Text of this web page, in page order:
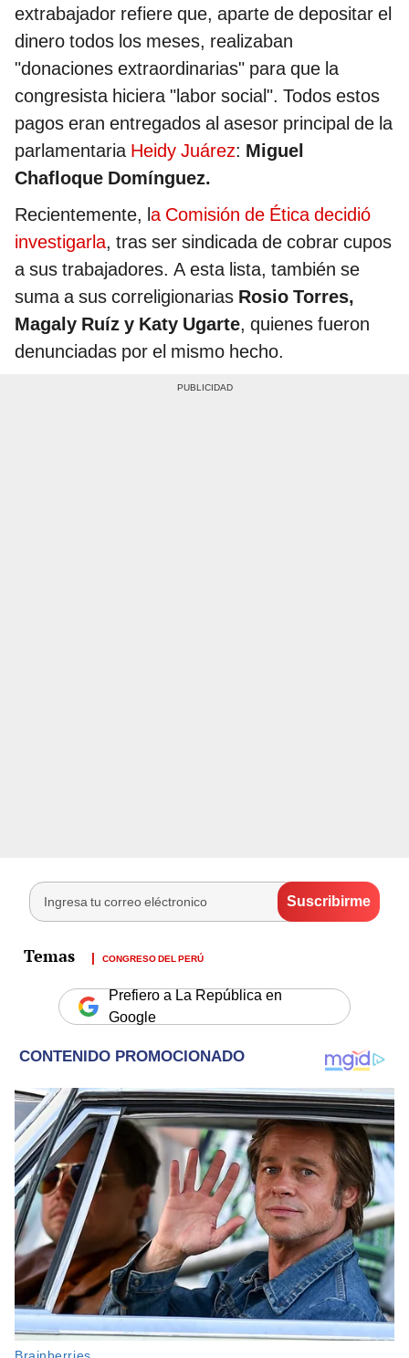
extrabajador refiere que, aparte de depositar el
dinero todos los meses, realizaban
"donaciones extraordinarias" para que la
congresista hiciera "labor social". Todos estos
pagos eran entregados al asesor principal de la
parlamentaria Heidy Juárez: Miguel
Chafloque Domínguez.
Recientemente, la Comisión de Ética decidió
investigarla, tras ser sindicada de cobrar cupos
a sus trabajadores. A esta lista, también se
suma a sus correligionarias Rosio Torres,
Magaly Ruíz y Katy Ugarte, quienes fueron
denunciadas por el mismo hecho.
CONGRESO DEL PERÚ
Prefiero a La República en
Google